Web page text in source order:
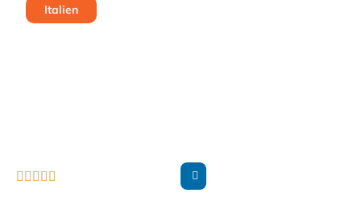
Italien
    